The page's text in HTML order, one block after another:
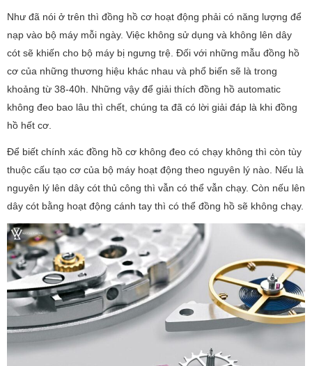
Như đã nói ở trên thì đồng hồ cơ hoạt động phải có năng lượng để
nạp vào bộ máy mỗi ngày. Việc không sử dụng và không lên dây
cót sẽ khiến cho bộ máy bị ngưng trệ. Đối với những mẫu đồng hồ
cơ của những thương hiệu khác nhau và phổ biến sẽ là trong
khoảng từ 38-40h. Những vậy để giải thích đồng hồ automatic
không đeo bao lâu thì chết, chúng ta đã có lời giải đáp là khi đồng
hồ hết cơ.
Để biết chính xác đồng hồ cơ không đeo có chạy không thì còn tùy
thuộc cấu tạo cơ của bộ máy hoạt động theo nguyên lý nào. Nếu là
nguyên lý lên dây cót thủ công thì vẫn có thể vẫn chạy. Còn nếu lên
dây cót bằng hoạt động cánh tay thì có thể đồng hồ sẽ không chạy.